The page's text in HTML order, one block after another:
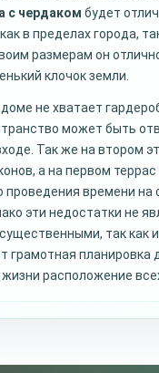
с чердаком будет
в пределах города,
размерам он
клочок земли.
не хватает
может быть
Так же на втором
а на первом террас
проведения времени на
эти недостатки не
так как
грамотная планировка
расположение